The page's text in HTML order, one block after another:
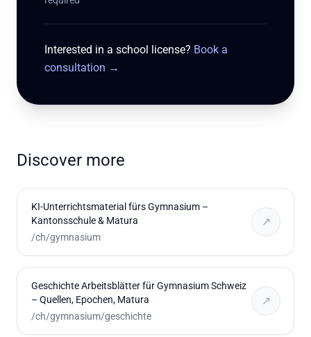
Interested in a school license? Book a
consultation →
Discover more
KI-Unterrichtsmaterial fürs Gymnasium –
Kantonsschule & Matura
/ch/gymnasium
↗
Geschichte Arbeitsblätter für Gymnasium Schweiz
– Quellen, Epochen, Matura
/ch/gymnasium/geschichte
↗